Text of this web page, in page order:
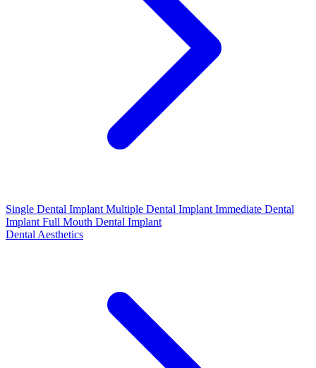
Single Dental Implant Multiple Dental Implant Immediate Dental
Implant Full Mouth Dental Implant
Dental Aesthetics